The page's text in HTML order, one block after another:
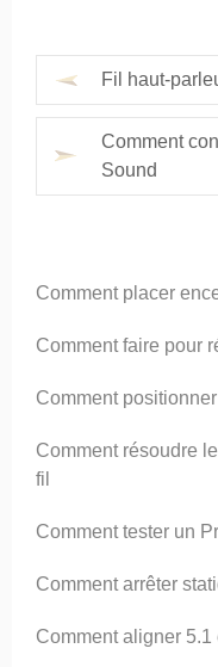
Fil haut-
Comment
Sound
Comment placer
Comment faire pour
Comment
Comment résoudre
fil
Comment tester un
Comment arrêter
Comment aligner